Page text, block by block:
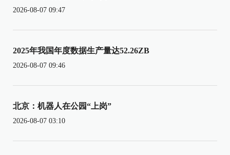
2026-08-07 09:47
2025年我国年度数据生产量达52.26ZB
2026-08-07 09:46
北京：机器人在公园“上岗”
2026-08-07 03:10